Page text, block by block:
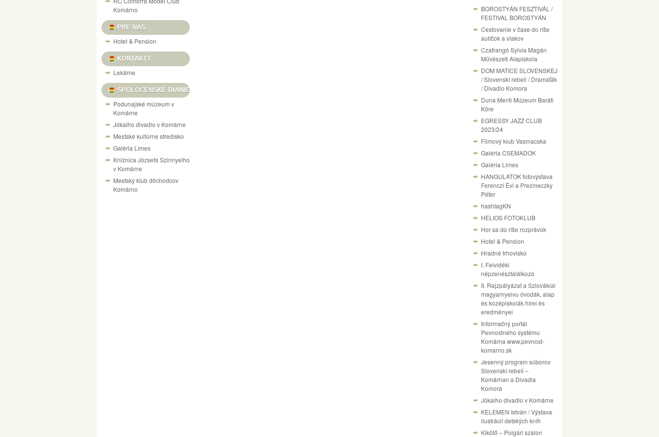
Komárno
PRE NAS
Hotel & Pension
KONTAKTY
Lekárne
SPOLOČENSKÉ DIANIE
Podunajské múzeum v
Komárne
Jókaiho divadlo v Komárne
Mestské kultúrne stredisko
Galéria Limes
Knižnica Józsefa Szinnyeiho
v Komárne
Mestský klub dôchodcov
Komárno
BOROSTYÁN FESZTIVÁL /
FESTIVAL BOROSTYÁN
Cestovanie v čase do ríše
autíčok a vlakov
Czafrangó Sylvia Magán
Művészeti Alapiskola
DOM MATICE SLOVENSKEJ
/ Slovenskí rebeli / Dramaťák
/ Divadlo Komora
Duna Menti Múzeum Baráti
Köre
EGRESSY JAZZ CLUB
2023/24
Filmový klub Vasmacska
Galéria CSEMADOK
Galéria Limes
HANGULATOK fotovýstava
Ferenczi Évi a Prezmeczky
Péter
hashtagKN
HELIOS FOTOKLUB
Hor sa do ríše rozprávok
Hotel & Pension
Hradné trhovisko
I. Felvidéki
népzenésztalálkozó
II. Rajzpályázat a Szlovákiai
magyarnyelvu óvodák, alap
és kozépiskolák hírei és
eredményei
Informačný portál
Pevnostného systému
Komárna www.pevnost-
komarno.sk
Jesenný program súborov
Slovenskí rebeli –
Komárňan a Divadla
Komora
Jókaiho divadlo v Komárne
KELEMEN István / Výstava
ilustrácií detských kníh
Kikötő – Polgári szalon